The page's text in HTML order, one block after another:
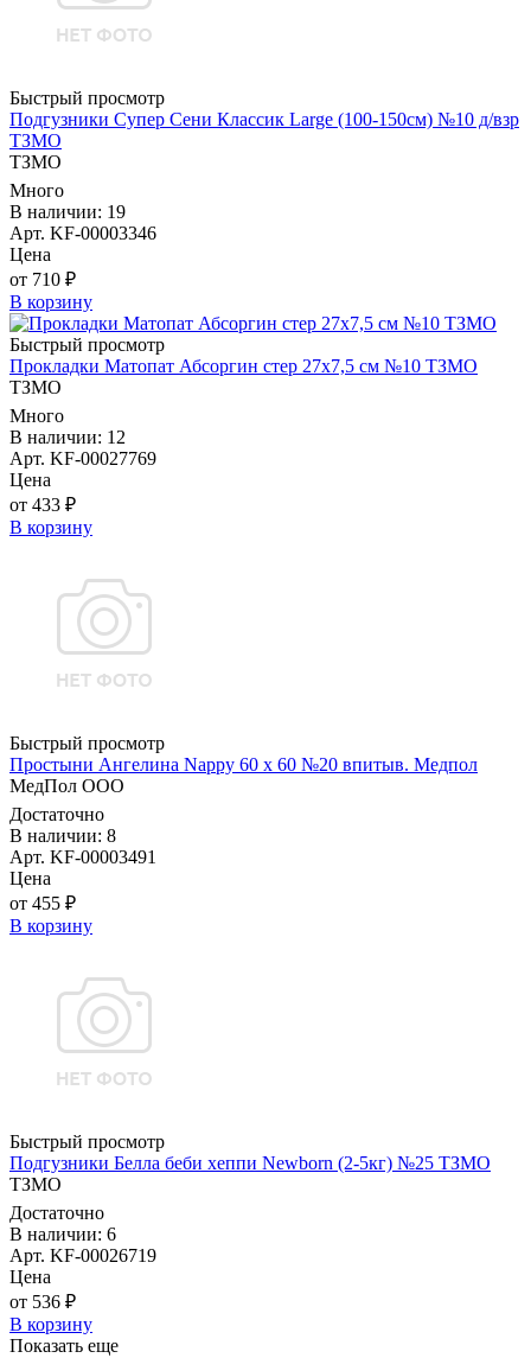
Быстрый просмотр
Подгузники Супер Сени Классик Large (100-150см) №10 д/взр
ТЗМО
ТЗМО
Много
В наличии: 19
Арт. KF-00003346
Цена
от 710 ₽
В корзину
Быстрый просмотр
Прокладки Матопат Абсоргин стер 27х7,5 см №10 ТЗМО
ТЗМО
Много
В наличии: 12
Арт. KF-00027769
Цена
от 433 ₽
В корзину
Быстрый просмотр
Простыни Ангелина Nappy 60 х 60 №20 впитыв. Медпол
МедПол ООО
Достаточно
В наличии: 8
Арт. KF-00003491
Цена
от 455 ₽
В корзину
Быстрый просмотр
Подгузники Белла беби хеппи Newborn (2-5кг) №25 ТЗМО
ТЗМО
Достаточно
В наличии: 6
Арт. KF-00026719
Цена
от 536 ₽
В корзину
Показать еще